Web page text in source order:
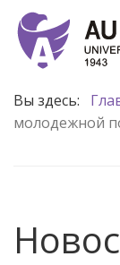
Вы здесь:
молодежной